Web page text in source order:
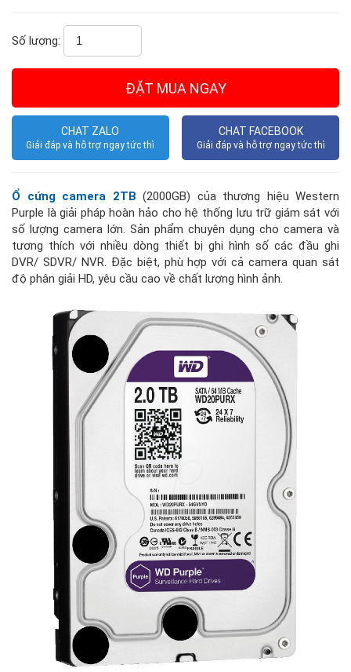
Số lượng:
CHAT ZALO
Giải đáp và hỗ trợ ngay tức thì
CHAT FACEBOOK
Giải đáp và hỗ trợ ngay tức thì
Ổ cứng camera 2TB (2000GB) của thương hiệu Western
Purple là giải pháp hoàn hảo cho hệ thống lưu trữ giám sát với
số lượng camera lớn. Sản phẩm chuyên dụng cho camera và
tương thích với nhiều dòng thiết bị ghi hình số các đầu ghi
DVR/ SDVR/ NVR. Đặc biệt, phù hợp với cả camera quan sát
độ phân giải HD, yêu cầu cao về chất lượng hình ảnh.